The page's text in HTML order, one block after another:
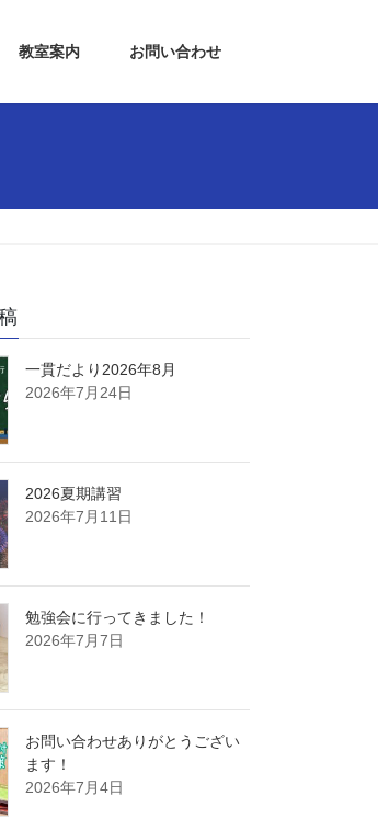
教室案内 お問い合わせ
一貫だより2026年8月
2026年7月24日
2026夏期講習
2026年7月11日
勉強会に行ってきました！
2026年7月7日
お問い合わせありがとうござい
ます！
2026年7月4日